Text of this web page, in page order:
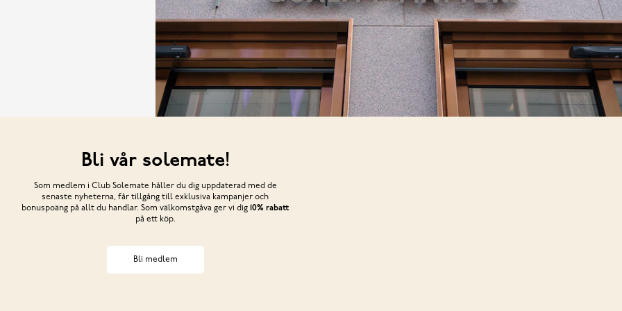
Bli vår solemate!
Som medlem i Club Solemate håller du dig uppdaterad med de
senaste nyheterna, får tillgång till exklusiva kampanjer och
bonuspoäng på allt du handlar. Som välkomstgåva ger vi dig 10% rabatt
på ett köp.
Bli medlem